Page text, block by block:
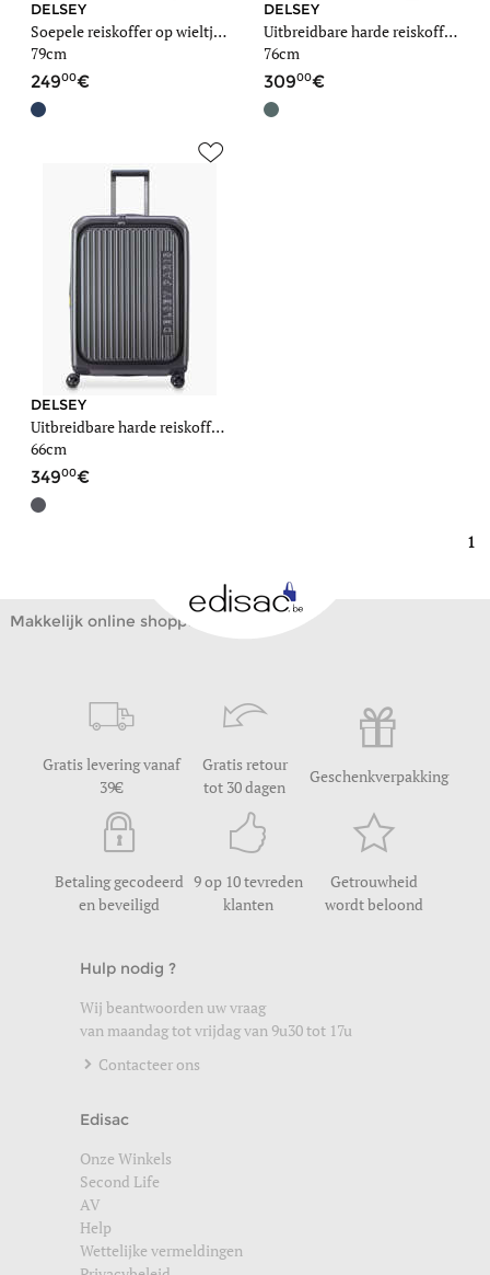
DELSEY
Soepele reiskoffer op wieltjes Maubert 2.0
79cm
24900
DELSEY
Uitbreidbare harde reiskoffer Shadow 5.0
76cm
30900
DELSEY
Uitbreidbare harde reiskoffer Securitime
66cm
34900
1
Makkelijk online shoppen
Gratis levering vanaf
39
Gratis retour
tot 30 dagen
Geschenkverpakking
Betaling gecodeerd
en beveiligd
9 op 10 tevreden
klanten
Getrouwheid
wordt beloond
Hulp nodig ?
Wij beantwoorden uw vraag
van maandag tot vrijdag van 9u30 tot 17u
Contacteer ons
Edisac
Onze Winkels
Second Life
AV
Help
Wettelijke vermeldingen